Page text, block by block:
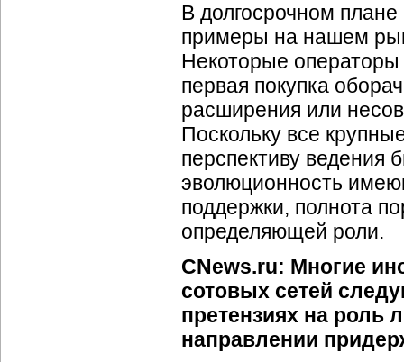
В долгосрочном
примеры на нашем
Некоторые операторы
первая покупка
расширения или
Поскольку все
перспективу ведения
эволюционность
поддержки, полнота
определяющей роли.
CNews.ru: Многие
сотовых сетей
претензиях на роль
направлении